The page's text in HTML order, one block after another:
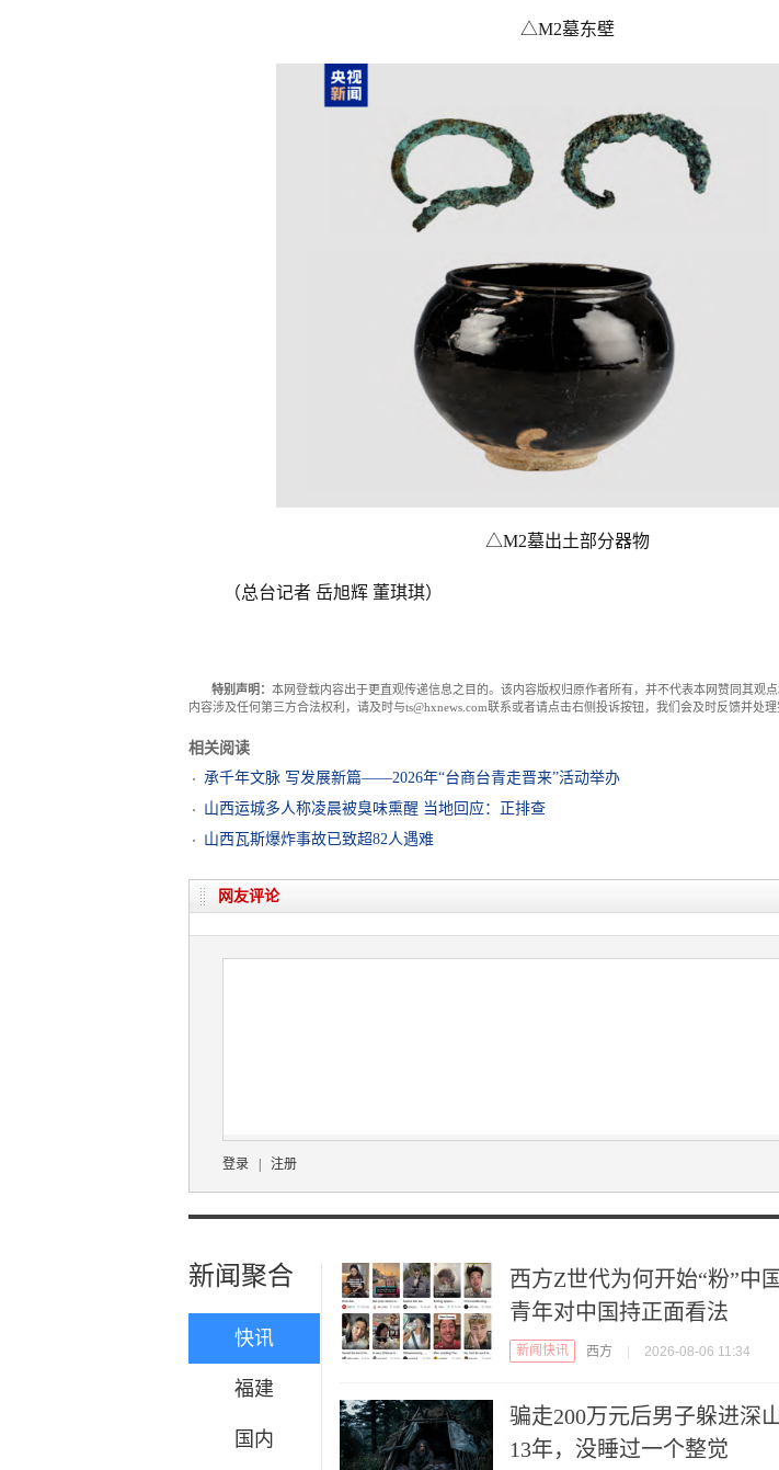
△M2墓东壁
△M2墓出土部分器物
（总台记者 岳旭辉 董琪琪）
特别声明： 本网登载内容出于更直观传递信息之目的。该内容版权归原作者所有，并不代表本网赞同其观
内容涉及任何第三方合法权利，请及时与ts@hxnews.com联系或者请点击右侧投诉按钮，我们会及时反馈并处理
相关阅读
承千年文脉 写发展新篇——2026年“台商台青走晋来”活动举办
山西运城多人称凌晨被臭味熏醒 当地回应：正排查
山西瓦斯爆炸事故已致超82人遇难
网友评论
登录 注册
新闻聚合
快讯
福建
国内
西方Z世代为何开始“粉”中
青年对中国持正面看法
新闻快讯 西方 2026-08-06 11:34
骗走200万元后男子躲进深
13年，没睡过一个整觉